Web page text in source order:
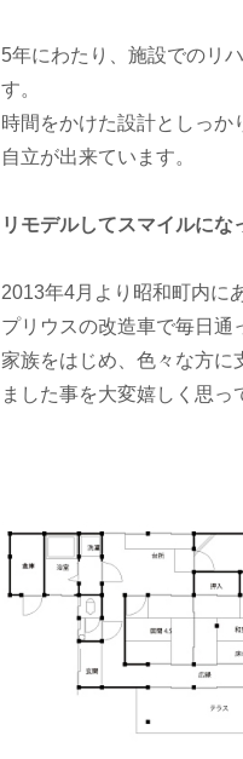
5年にわたり、施設でのリ
す。
時間をかけた設計としっか
自立が出来ています。
リモデルしてスマイルにな
2013年4月より昭和町内に
プリウスの改造車で毎日通
家族をはじめ、色々な方に
ました事を大変嬉しく思っ